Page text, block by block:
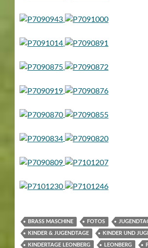
BRASS MASCHINE FOTOS
KINDER & JUGENDTAGE KINDER UND
KINDERTAGE LEONBERG LEONBERG